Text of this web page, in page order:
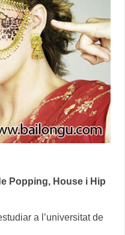
Popping, House i Hip
a l’universitat de